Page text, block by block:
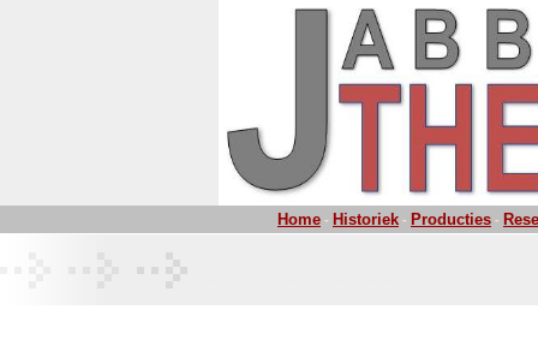
Home - Historiek - Producties -